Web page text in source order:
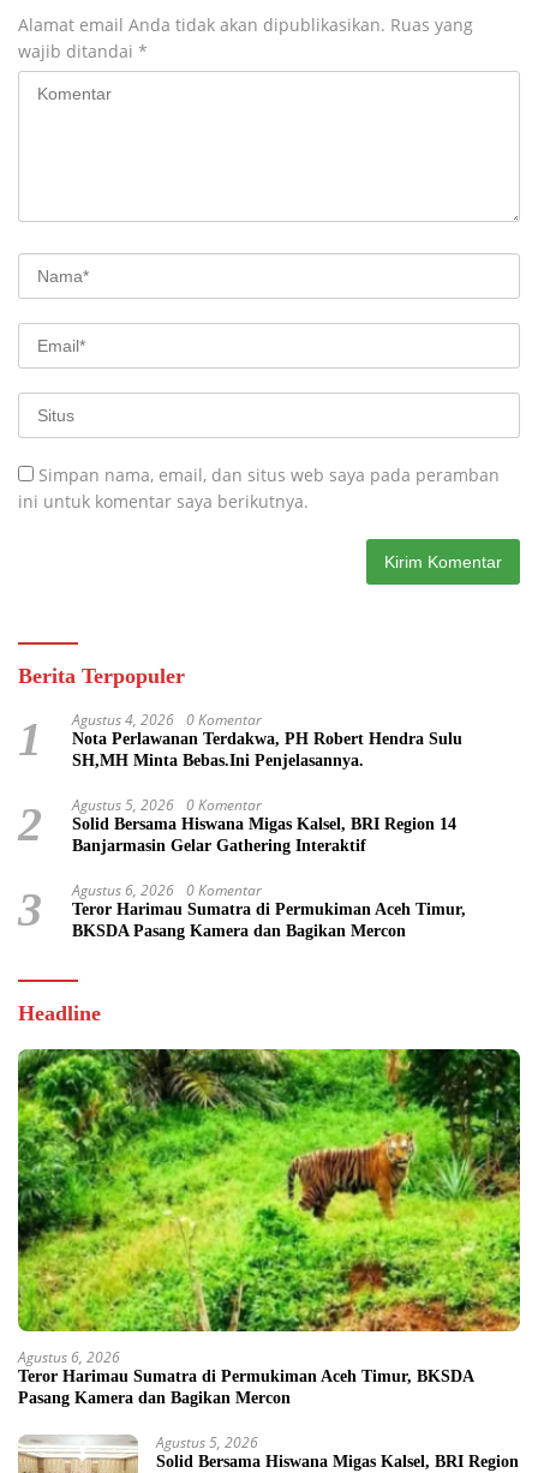
Alamat email Anda tidak akan dipublikasikan. Ruas yang
wajib ditandai *
Simpan nama, email, dan situs web saya pada peramban
ini untuk komentar saya berikutnya.
Berita Terpopuler
1 Agustus 4, 2026 0 Komentar
Nota Perlawanan Terdakwa, PH Robert Hendra Sulu
SH,MH Minta Bebas.Ini Penjelasannya.
2 Agustus 5, 2026 0 Komentar
Solid Bersama Hiswana Migas Kalsel, BRI Region 14
Banjarmasin Gelar Gathering Interaktif
3 Agustus 6, 2026 0 Komentar
Teror Harimau Sumatra di Permukiman Aceh Timur,
BKSDA Pasang Kamera dan Bagikan Mercon
Headline
Agustus 6, 2026
Teror Harimau Sumatra di Permukiman Aceh Timur, BKSDA
Pasang Kamera dan Bagikan Mercon
Agustus 5, 2026
Solid Bersama Hiswana Migas Kalsel, BRI Region